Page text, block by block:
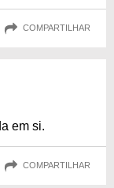
COMPARTILHAR
em si.
COMPARTILHAR